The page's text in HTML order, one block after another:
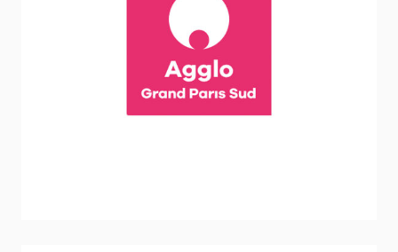
Communauté d’Agglomération de grand Paris
Sud